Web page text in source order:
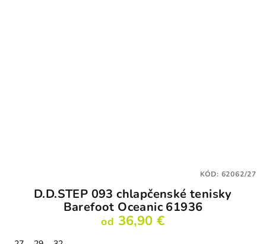
D.D.STEP 093 chlapčenské tenisky
Barefoot Oceanic 61936
od 36,90 €
KÓD: 62062/27